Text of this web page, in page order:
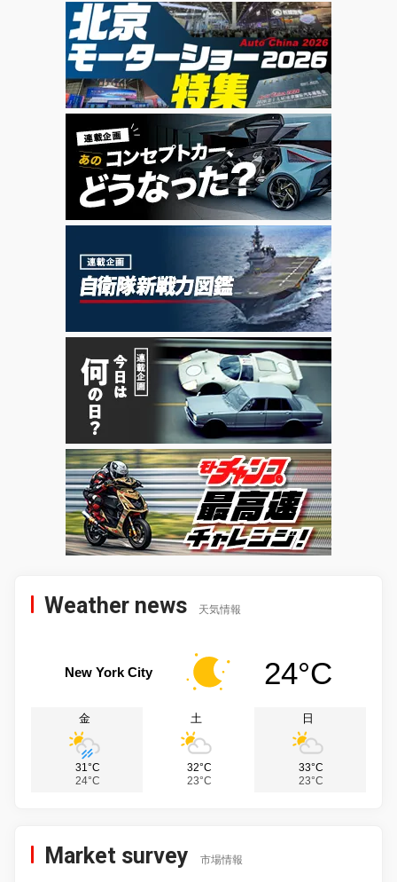
Weather news 天気情報
New York City 24°C
金
31°C
24°C
土
32°C
23°C
日
33°C
23°C
Market survey 市場情報